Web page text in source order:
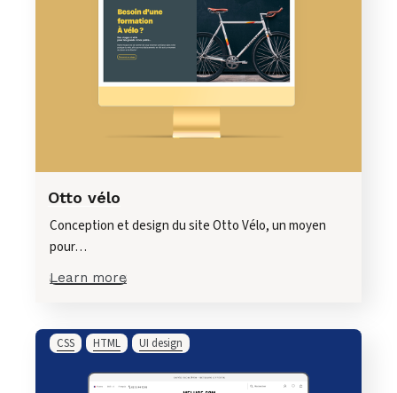
Otto vélo
Conception et design du site Otto Vélo, un moyen
pour…
Learn more
CSS HTML UI design